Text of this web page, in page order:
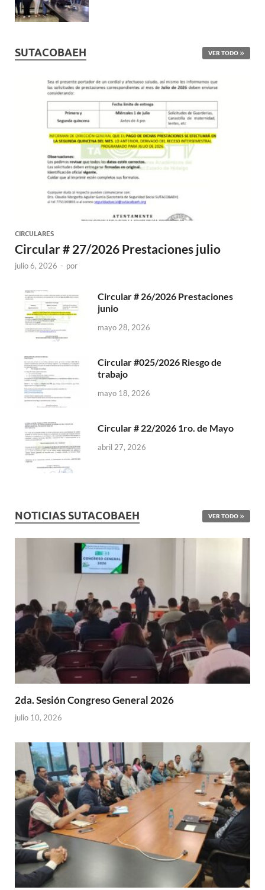
SUTACOBAEH VER TODO
CIRCULARES
Circular # 27/2026 Prestaciones julio
julio 6, 2026 - por
Circular # 26/2026 Prestaciones
junio
mayo 28, 2026
Circular #025/2026 Riesgo de
trabajo
mayo 18, 2026
Circular # 22/2026 1ro. de Mayo
abril 27, 2026
NOTICIAS SUTACOBAEH VER TODO
2da. Sesión Congreso General 2026
julio 10, 2026